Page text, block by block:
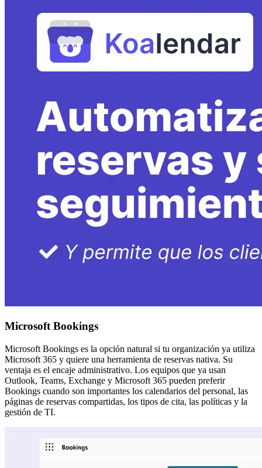
Microsoft Bookings
Microsoft Bookings es la opción natural si tu organización ya utiliza
Microsoft 365 y quiere una herramienta de reservas nativa. Su
ventaja es el encaje administrativo. Los equipos que ya usan
Outlook, Teams, Exchange y Microsoft 365 pueden preferir
Bookings cuando son importantes los calendarios del personal, las
páginas de reservas compartidas, los tipos de cita, las políticas y la
gestión de TI.